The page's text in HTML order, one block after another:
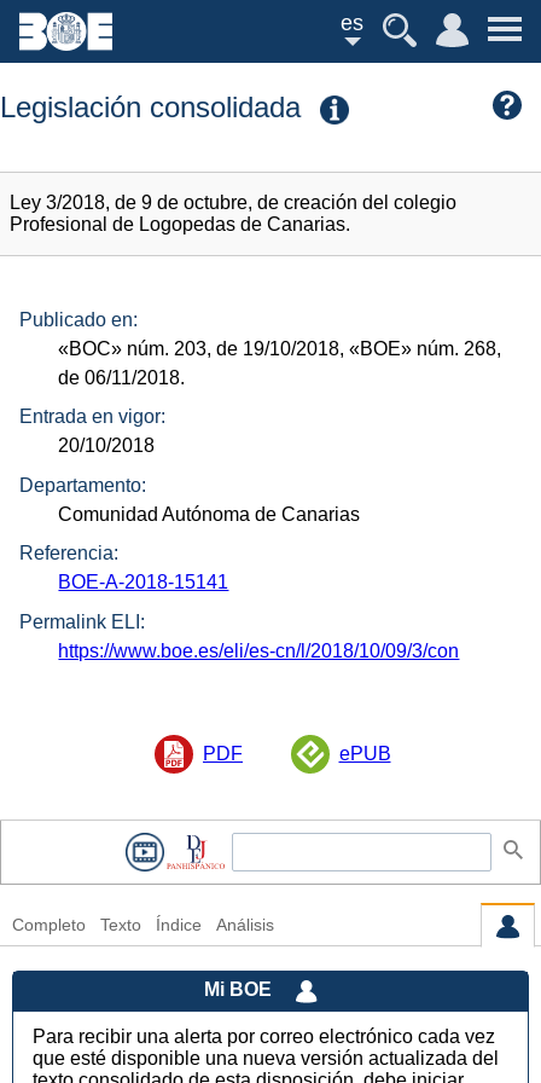
es
Legislación consolidada
Ley 3/2018, de 9 de octubre, de creación del colegio
Profesional de Logopedas de Canarias.
Publicado en:
«BOC» núm. 203, de 19/10/2018,«BOE» núm. 268,
de 06/11/2018.
Entrada en vigor:
20/10/2018
Departamento:
Comunidad Autónoma de Canarias
Referencia:
BOE-A-2018-15141
Permalink ELI:
https://www.boe.es/eli/es-cn/l/2018/10/09/3/con
PDF ePUB
Completo Texto Índice Análisis
Mi BOE
Para recibir una alerta por correo electrónico cada vez
que esté disponible una nueva versión actualizada del